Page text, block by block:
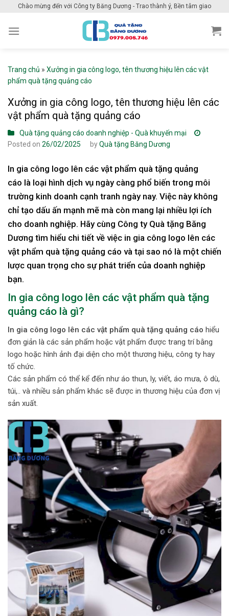
content
Chào mừng đến với Công ty Băng Dương - Trao thành ý, Bền tâm giao
Trang chủ » Xưởng in gia công logo, tên thương hiệu lên các vật
phẩm quà tặng quảng cáo
Xưởng in gia công logo, tên thương hiệu lên các
vật phẩm quà tặng quảng cáo
Quà tặng quảng cáo doanh nghiệp - Quà khuyến mại
Posted on 26/02/2025 byQuà tặng Băng Dương
In gia công logo lên các vật phẩm quà tặng quảng
cáo là loại hình dịch vụ ngày càng phổ biến trong môi
trường kinh doanh cạnh tranh ngày nay. Việc này không
chỉ tạo dấu ấn mạnh mẽ mà còn mang lại nhiều lợi ích
cho doanh nghiệp. Hãy cùng Công ty Quà tặng Băng
Dương tìm hiểu chi tiết về việc in gia công logo lên các
vật phẩm quà tặng quảng cáo và tại sao nó là một chiến
lược quan trọng cho sự phát triển của doanh nghiệp
bạn.
In gia công logo lên các vật phẩm quà tặng
quảng cáo là gì?
In gia công logo lên các vật phẩm quà tặng quảng cáo hiểu
đơn giản là các sản phẩm hoặc vật phẩm được trang trí bằng
logo hoặc hình ảnh đại diện cho một thương hiệu, công ty hay
tố chức.
Các sản phẩm có thể kể đến như áo thun, ly, viết, áo mưa, ô dù,
túi,.. và nhiều sản phẩm khác sẽ được in thương hiệu của đơn vị
sản xuất.